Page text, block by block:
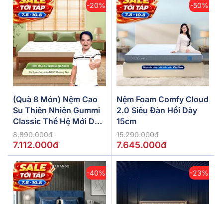
-20%
(Quà 8 Món) Nệm Cao
Su Thiên Nhiên Gummi
Classic Thế Hệ Mới Dày
5/10/15cm
8.890.000đ
7.112.000đ
-50%
Nệm Foam Comfy Cloud
2.0 Siêu Đàn Hồi Dày
15cm
15.290.000đ
7.645.000đ
-40% -23%